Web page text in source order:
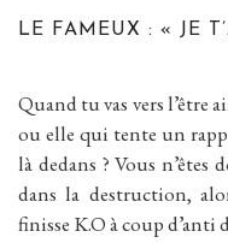
LE FAMEUX : « JE
Quand tu vas vers l’être
ou elle qui tente un
là dedans ? Vous
dans la destruction,
finisse K.O à coup d’anti